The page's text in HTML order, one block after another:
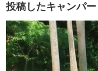
投稿したキャンパー